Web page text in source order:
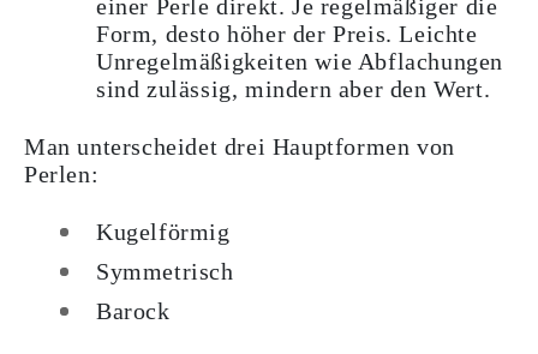
einer Perle direkt. Je regelmäßiger die
Form, desto höher der Preis. Leichte
Unregelmäßigkeiten wie Abflachungen
sind zulässig, mindern aber den Wert.
Man unterscheidet drei Hauptformen von
Perlen:
Kugelförmig
Symmetrisch
Barock